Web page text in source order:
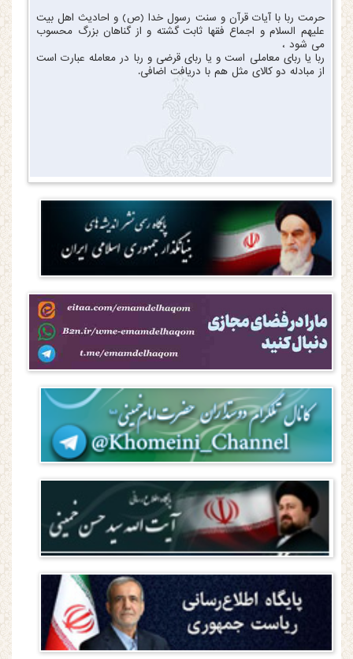
حرمت ربا با آیات قرآن و سنت رسول خدا (ص) و احادیث اهل بیت
علیهم السلام و اجماع فقها ثابت گشته و از گناهان بزرگ محسوب
می شود ،
ربا یا ربای معاملی است و یا ربای قرضی و ربا در معامله عبارت است
از مبادله دو کالای مثل هم با دریافت اضافی.